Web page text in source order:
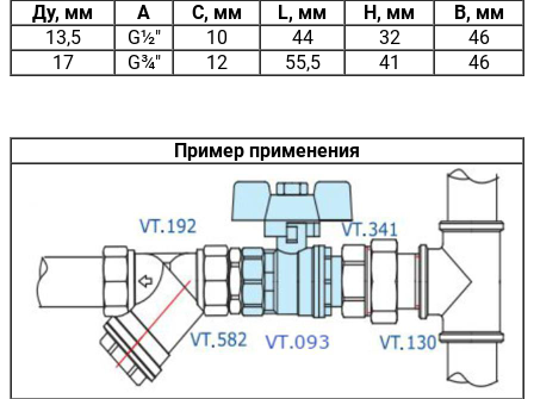
Ду, мм A C, мм L, мм H, мм
B, мм
13,5
G½" 10 44 32
46
17
G¾" 12 55,5 41 46
Пример применения